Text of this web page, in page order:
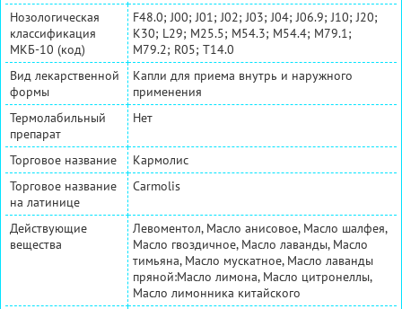
Нозологическая
классификация
МКБ-10 (код)
F48.0; J00; J01; J02; J03; J04; J06.9; J10; J20;
K30; L29; M25.5; M54.3; M54.4; M79.1;
M79.2; R05; T14.0
Вид лекарственной
формы
Капли для приема внутрь и наружного
применения
Термолабильный
препарат
Нет
Торговое название
Кармолис
Торговое название
на латинице
Carmolis
Действующие
вещества
Левоментол, Масло анисовое, Масло шалфея,
Масло гвоздичное, Масло лаванды, Масло
тимьяна, Масло мускатное, Масло лаванды
пряной:Масло лимона, Масло цитронеллы,
Масло лимонника китайского